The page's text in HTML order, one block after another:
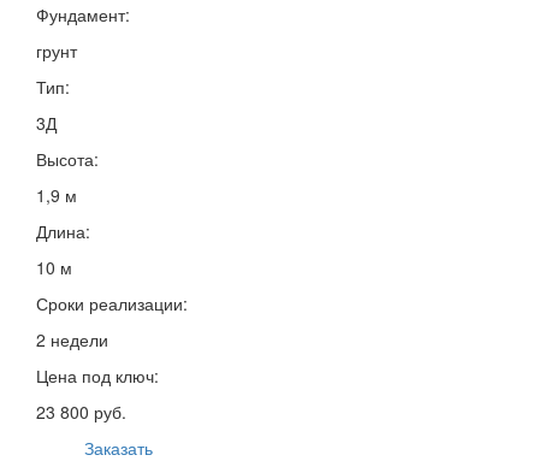
Фундамент:
грунт
Тип:
3Д
Высота:
1,9 м
Длина:
10 м
Сроки реализации:
2 недели
Цена под ключ:
23 800 руб.
Заказать